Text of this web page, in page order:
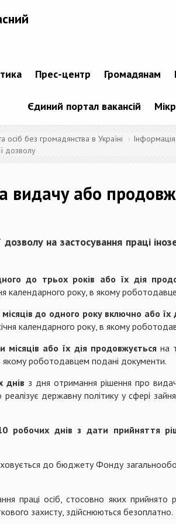
Прес-центр Громадянам
Єдиний портал вакансій
осіб без громадянства в Україні
дозволу
видачу або
дозволуна застосування праці
до трьох років або їх дія
календарного року, в якому
до одного року включно або їх
календарного року, в якому
місяців або їх дія продовжуєтьсяна
якому роботодавцем подані документи.
днів з дня отримання рішення про
державну політику у сфері
робочих днів з дати прийняття
до бюджету Фонду
праці осіб, стосовно яких
захисту, здійснюються безоплатно.